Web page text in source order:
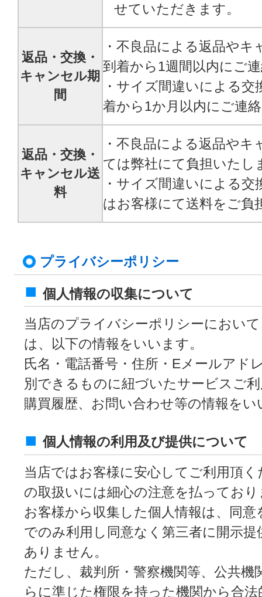
せていただきます。
返品・交換・
キャンセル期
間
・不良品による返品やキ
到着から1週間以内にご
・サイズ間違いによる交
着から1か月以内にご連
返品・交換・
キャンセル送
料
・不良品による返品や
ては弊社にて負担いたし
・サイズ間違いによる交
はお客様にて送料をご負
プライバシーポリシー
個人情報の収集について
当店のプライバシーポリシーにおい
は、以下の情報をいいます。
氏名・電話番号・住所・Eメールアド
別できるものに紐づいたサービスご
購買履歴、お問い合わせ等の情報をい
個人情報の利用及び提供について
当店ではお客様に安心してご利用頂く
の取扱いには細心の注意を払ってお
お客様から収集した個人情報は、同意
でのみ利用し同意なく第三者に開示
ありません。
ただし、裁判所・警察機関等、公共機
らに準じた権限を持った機関から合